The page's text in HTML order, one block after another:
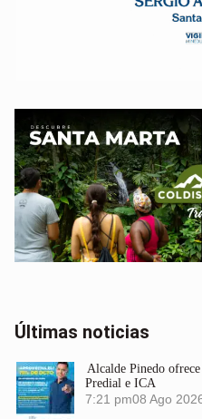
Últimas noticias
Alcalde Pinedo
Predial e ICA
7:21 pm08 Ago